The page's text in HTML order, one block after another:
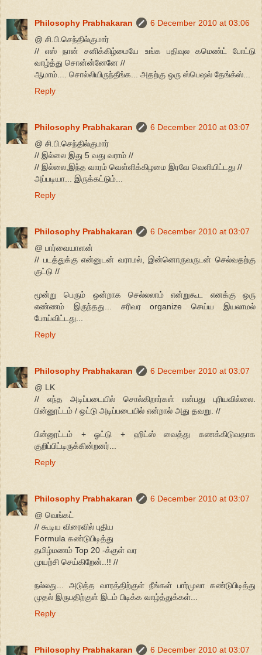
Philosophy Prabhakaran
6 December 2010 at 03:06
@ சி.பி.செந்தில்குமார்
// எஸ் நான் சனிக்கிழ்மையே உங்க பதிவுல கமெண்ட் போட்டு
வாழ்த்து சொன்ன்னேனே //
ஆமாம்.... சொல்லியிருந்தீங்க... அதற்கு ஒரு ஸ்பெஷல் தேங்க்ஸ்...
Reply
Philosophy Prabhakaran
6 December 2010 at 03:07
@ சி.பி.செந்தில்குமார்
// இல்லை இது 5 வது வராம் //
// இல்லை,இந்த வாரம் வெள்ளிக்கிழமை இரவே வெளியிட்டது //
அப்படியா... இருக்கட்டும்...
Reply
Philosophy Prabhakaran
6 December 2010 at 03:07
@ பார்வையாளன்
// படத்துக்கு என்னுடன் வராமல், இன்னொருவருடன் செல்வதற்கு
குட்டு //
மூன்று பெரும் ஒன்றாக செல்லலாம் என்றுகூட எனக்கு ஒரு
எண்ணம் இருந்தது... சரிவர organize செய்ய இயலாமல்
போய்விட்டது...
Reply
Philosophy Prabhakaran
6 December 2010 at 03:07
@ LK
// எந்த அடிப்படையில் சொல்கிறார்கள் என்பது புரியவில்லை.
பின்னூட்டம் / ஒட்டு அடிப்படையில் என்றால் அது தவறு. //
பின்னூட்டம் + ஓட்டு + ஹிட்ஸ் வைத்து கணக்கிடுவதாக
குறிப்பிட்டிருக்கின்றனர்...
Reply
Philosophy Prabhakaran
6 December 2010 at 03:07
@ வெங்கட்
// கூடிய விரைவில் புதிய
Formula கண்டுபிடித்து
தமிழ்மணம் Top 20 -க்குள் வர
முயற்சி செய்கிறேன்..!! //
நல்லது... அடுத்த வாரத்திற்குள் நீங்கள் பார்முலா கண்டுபிடித்து
முதல் இருபதிற்குள் இடம் பிடிக்க வாழ்த்துக்கள்...
Reply
Philosophy Prabhakaran
6 December 2010 at 03:07